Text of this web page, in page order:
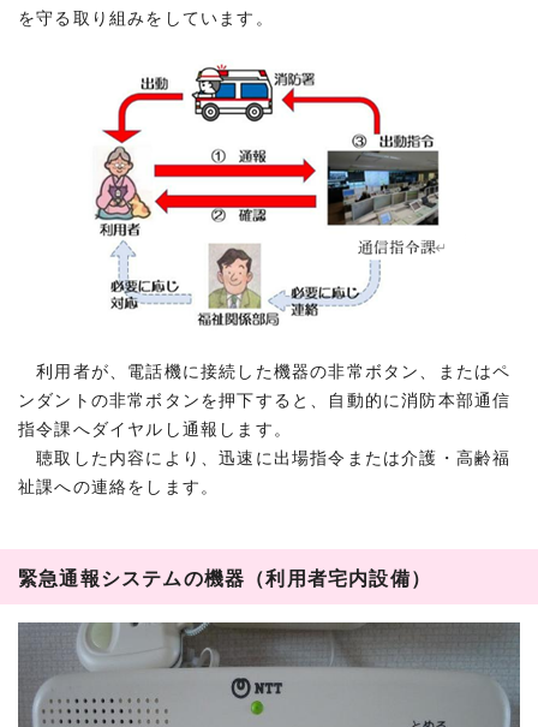
を守る取り組みをしています。
利用者が、電話機に接続した機器の非常ボタン、またはペ
ンダントの非常ボタンを押下すると、自動的に消防本部通信
指令課へダイヤルし通報します。
聴取した内容により、迅速に出場指令または介護・高齢福
祉課への連絡をします。
緊急通報システムの機器（利用者宅内設備）